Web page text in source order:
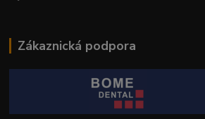
Zákaznická podpora